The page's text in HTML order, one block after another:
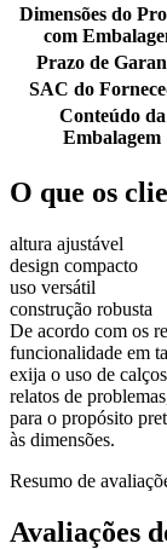
Dimensões do
com
Prazo de
SAC do
Conteúdo da
Embalagem
O que os
altura ajustável
design compacto
uso versátil
construção robusta
De acordo com os
funcionalidade em
exija o uso de
relatos de
para o propósito
às dimensões.
Resumo de
Avaliações